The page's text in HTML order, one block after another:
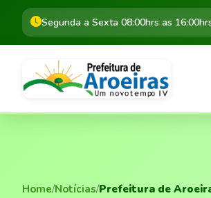
Segunda a Sexta 08:00hrs as
Home/Notícias/Prefeitura de